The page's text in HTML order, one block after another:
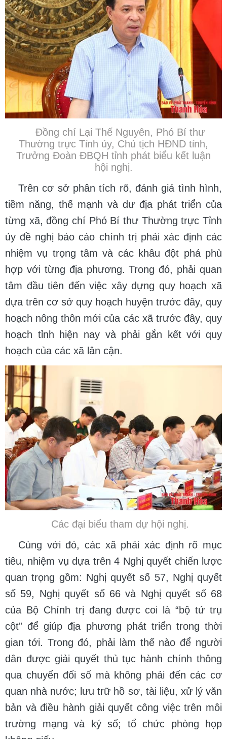
Đồng chí Lại Thế Nguyên, Phó Bí thư
Thường trực Tỉnh ủy, Chủ tịch HĐND tỉnh,
Trưởng Đoàn ĐBQH tỉnh phát biểu kết luận
hội nghị.
Trên cơ sở phân tích rõ, đánh giá tình hình,
tiềm năng, thế mạnh và dư địa phát triển của
từng xã, đồng chí Phó Bí thư Thường trực Tỉnh
ủy đề nghị báo cáo chính trị phải xác định các
nhiệm vụ trọng tâm và các khâu đột phá phù
hợp với từng địa phương. Trong đó, phải quan
tâm đầu tiên đến việc xây dựng quy hoạch xã
dựa trên cơ sở quy hoạch huyện trước đây, quy
hoạch nông thôn mới của các xã trước đây, quy
hoạch tỉnh hiện nay và phải gắn kết với quy
hoạch của các xã lân cận.
Các đại biểu tham dự hội nghị.
Cùng với đó, các xã phải xác định rõ mục
tiêu, nhiệm vụ dựa trên 4 Nghị quyết chiến lược
quan trọng gồm: Nghị quyết số 57, Nghị quyết
số 59, Nghị quyết số 66 và Nghị quyết số 68
của Bộ Chính trị đang được coi là “bộ tứ trụ
cột” để giúp địa phương phát triển trong thời
gian tới. Trong đó, phải làm thế nào để người
dân được giải quyết thủ tục hành chính thông
qua chuyển đổi số mà không phải đến các cơ
quan nhà nước; lưu trữ hồ sơ, tài liệu, xử lý văn
bản và điều hành giải quyết công việc trên môi
trường mạng và ký số; tổ chức phòng họp